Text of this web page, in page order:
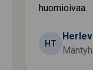
huomioivaa.
HT